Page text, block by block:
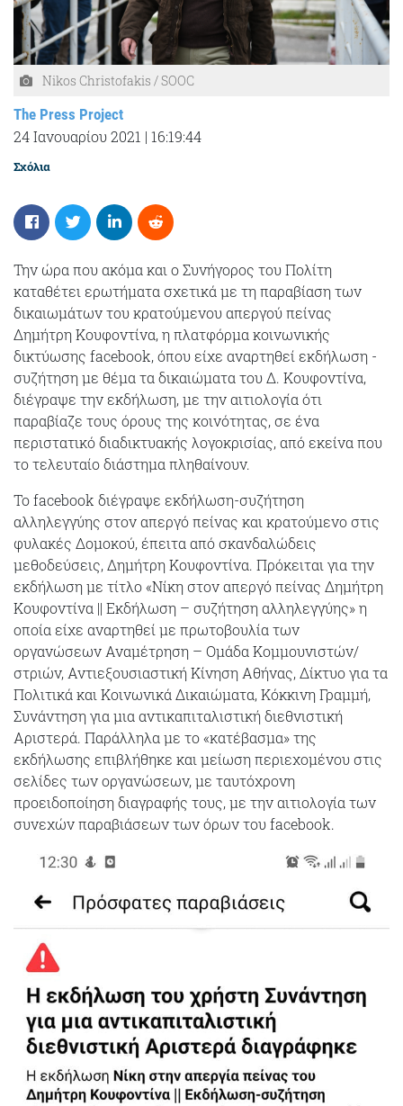
Nikos Christofakis / SOOC
The Press Project
24 Ιανουαρίου 2021 | 16:19:44
Σχόλια
Την ώρα που ακόμα και ο Συνήγορος του Πολίτη
καταθέτει ερωτήματα σχετικά με τη παραβίαση των
δικαιωμάτων του κρατούμενου απεργού πείνας
Δημήτρη Κουφοντίνα, η πλατφόρμα κοινωνικής
δικτύωσης facebook, όπου είχε αναρτηθεί εκδήλωση -
συζήτηση με θέμα τα δικαιώματα του Δ. Κουφοντίνα,
διέγραψε την εκδήλωση, με την αιτιολογία ότι
παραβίαζε τους όρους της κοινότητας, σε ένα
περιστατικό διαδικτυακής λογοκρισίας, από εκείνα που
το τελευταίο διάστημα πληθαίνουν.
Το facebook διέγραψε εκδήλωση-συζήτηση
αλληλεγγύης στον απεργό πείνας και κρατούμενο στις
φυλακές Δομοκού, έπειτα από σκανδαλώδεις
μεθοδεύσεις, Δημήτρη Κουφοντίνα. Πρόκειται για την
εκδήλωση με τίτλο «Νίκη στον απεργό πείνας Δημήτρη
Κουφοντίνα || Εκδήλωση – συζήτηση αλληλεγγύης» η
οποία είχε αναρτηθεί με πρωτοβουλία των
οργανώσεων Αναμέτρηση – Ομάδα Κομμουνιστών/
στριών, Αντιεξουσιαστική Κίνηση Αθήνας, Δίκτυο για τα
Πολιτικά και Κοινωνικά Δικαιώματα, Κόκκινη Γραμμή,
Συνάντηση για μια αντικαπιταλιστική διεθνιστική
Αριστερά. Παράλληλα με το «κατέβασμα» της
εκδήλωσης επιβλήθηκε και μείωση περιεχομένου στις
σελίδες των οργανώσεων, με ταυτόχρονη
προειδοποίηση διαγραφής τους, με την αιτιολογία των
συνεχών παραβιάσεων των όρων του facebook.